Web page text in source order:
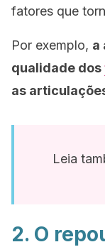
fatores que
Por exemplo, a
qualidade dos
as
Leia
2. O